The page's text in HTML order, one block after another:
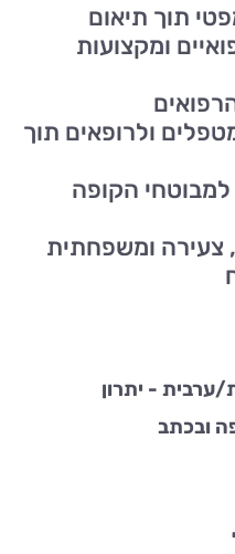
תוך תיאום
ומקצועות
ולרופאים תוך
הקופה
צעירה ומשפחתית
ערבית - יתרון
ובכתב